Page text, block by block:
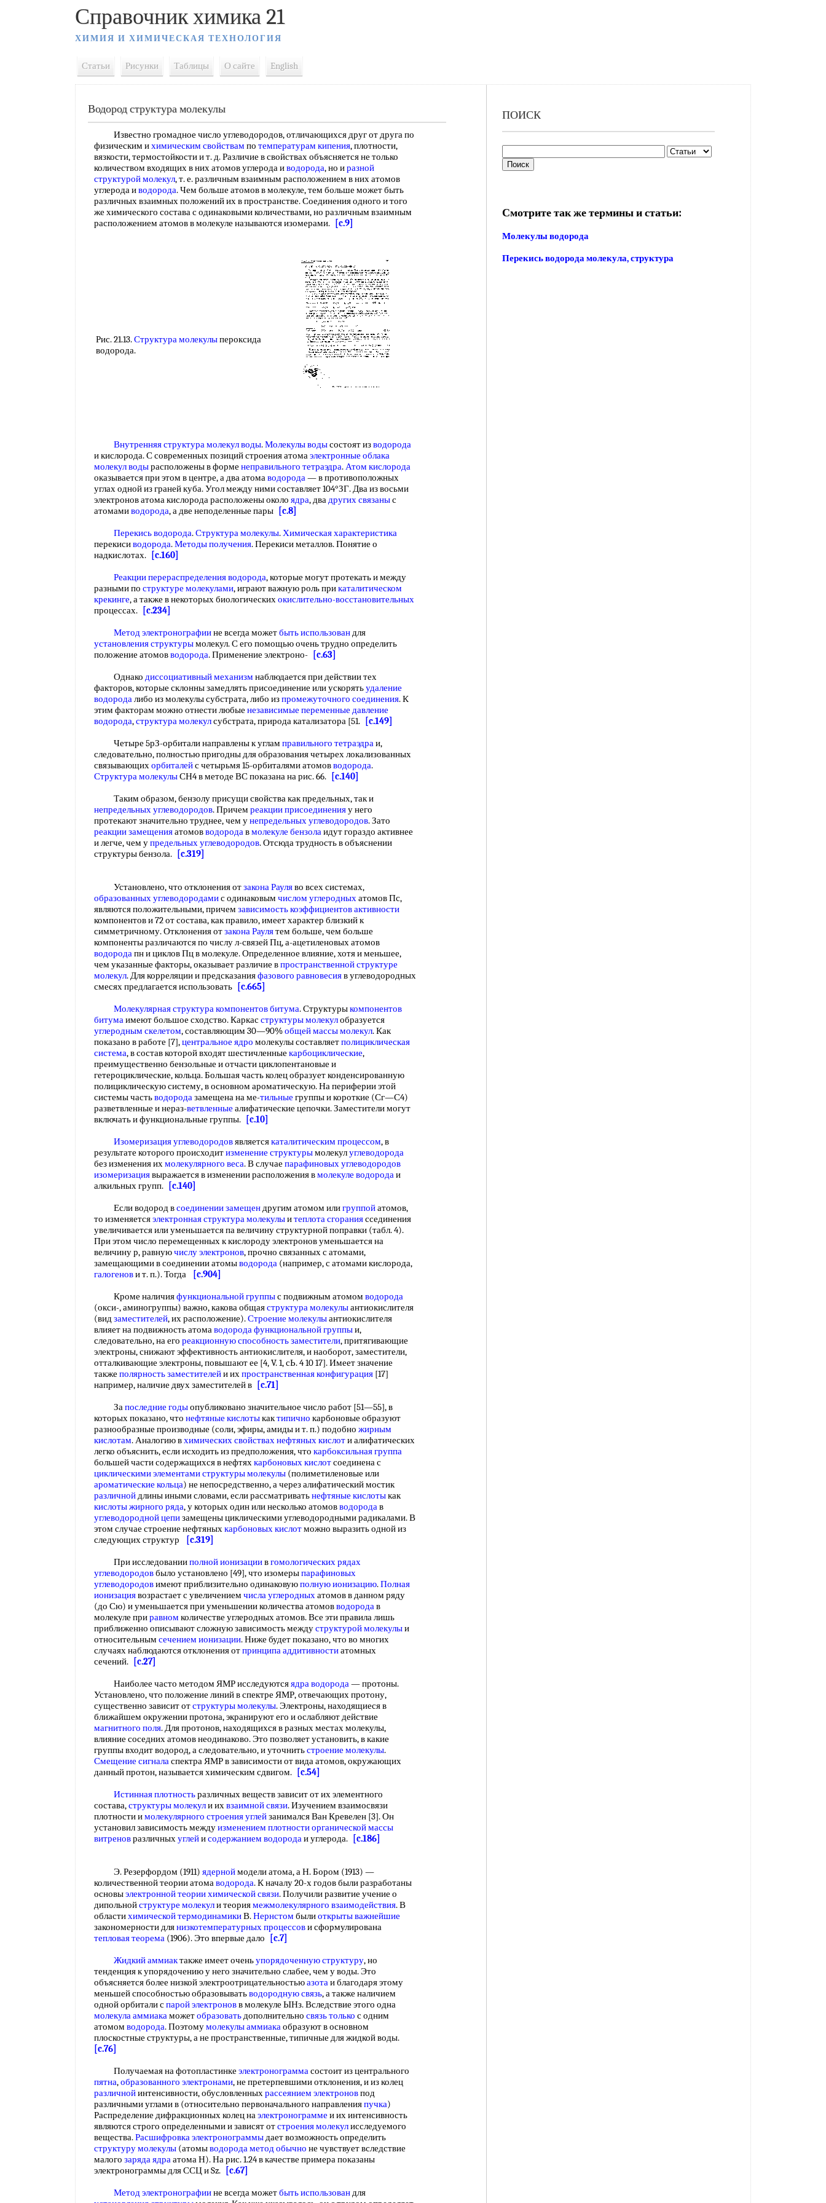
Справочник химика 21
ХИМИЯ И ХИМИЧЕСКАЯ ТЕХНОЛОГИЯ
Статьи Рисунки Таблицы О сайте English
Водород структура молекулы
Известно громадное число углеводородов, отличающихся друг от друга по
физическим ихимическим свойствам по температурам кипения, плотности,
вязкости, термостойкости и т. д. Различие в свойствах объясняется не только
количеством входящих в них атомов углерода иводорода, но иразной
структурой молекул, т. е. различным взаимным расположением в них атомов
углерода иводорода. Чем больше атомов в молекуле, тем больше может быть
различных взаимных положений их в пространстве. Соединения одного и того
же химического состава с одинаковыми количествами, но различным взаимным
расположением атомов в молекуле называются изомерами.
[c.9]
Рис. 21.13.Структура молекулыпероксида
водорода.
Внутренняя структура молекул воды.Молекулы водысостоят изводорода
и кислорода. С современных позиций строения атомаэлектронные облака
молекул водырасположены в форме неправильного тетраэдра.Атом кислорода
оказывается при этом в центре, а два атомаводорода— в противоположных
углах одной из граней куба. Угол между ними составляет 104°ЗГ. Два из восьми
электронов атома кислорода расположены около ядра, двадругих связаныс
атомамиводорода, а две неподеленные пары
[c.8]
Перекись водорода.Структура молекулы.Химическая характеристика
перекисиводорода.Методы получения. Перекиси металлов. Понятие о
надкислотах.
[c.160]
Реакции перераспределения водорода, которые могут протекать и между
разными по структуре молекулами, играют важную роль прикаталитическом
крекинге, а также в некоторых биологическихокислительно-восстановительных
процессах.
[c.234]
Метод электронографиине всегда можетбыть использовандля
установления структурымолекул. С его помощью очень трудно определить
положение атомовводорода. Применение электроно-
[c.63]
Однако диссоциативный механизм наблюдается при действии тех
факторов, которые склонны замедлять присоединение или ускорятьудаление
водородалибо из молекулы субстрата, либо изпромежуточного соединения. К
этим факторам можно отнести любые независимые переменные давление
водорода,структура молекулсубстрата, природа катализатора [51.
[c.149]
Четыре 5рЗ-орбитали направлены к углам правильного тетраэдраи,
следовательно, полностью пригодны для образования четырех локализованных
связывающихорбиталейс четырьмя 15-орбиталями атомовводорода.
Структура молекулыСН4 в методе ВС показана на рис. 66.
[c.140]
Таким образом, бензолу присущи свойства как предельных, так и
непредельных углеводородов. Причем реакции присоединенияу него
протекают значительно труднее, чем унепредельных углеводородов. Зато
реакции замещенияатомовводородавмолекуле бензолаидут гораздо активнее
и легче, чем упредельных углеводородов. Отсюда трудность в объяснении
структуры бензола.
[c.319]
Установлено, что отклонения отзакона Рауляво всех системах,
образованных углеводородамис одинаковым числом углеродныхатомов Пс,
являются положительными, причем зависимость коэффициентов активности
компонентов и 72 от состава, как правило, имеет характер близкий к
симметричному. Отклонения отзакона Раулятем больше, чем больше
компоненты различаются по числу л-связей Пц, а-ацетиленовых атомов
водородапн и циклов Пц в молекуле. Определенное влияние, хотя и меньшее,
чем указанные факторы, оказывает различие впространственной структуре
молекул. Для корреляции и предсказанияфазового равновесияв углеводородных
смесях предлагается использовать
[c.665]
Молекулярная структуракомпонентов битума. Структурыкомпонентов
битумаимеют большое сходство. Каркасструктуры молекулобразуется
углеродным скелетом, составляющим 30—90%общеймассы молекул. Как
показано в работе [7],центральное ядро молекулы составляетполициклическая
система, в состав которой входят шестичленные карбоциклические,
преимущественно бензольные и отчасти циклопентановые и
гетероциклические, кольца. Большая часть колец образует конденсированную
полициклическую систему, в основном ароматическую. На периферии этой
системы частьводородазамещена на ме-тильные группы и короткие (Сг—С4)
разветвленные и нераз-ветвленные алифатические цепочки. Заместители могут
включать и функциональные группы.
[c.10]
Изомеризация углеводородовявляетсякаталитическим процессом, в
результате которого происходитизменение структурымолекулуглеводорода
без изменения ихмолекулярного веса. В случае парафиновых углеводородов
изомеризациявыражается в изменении расположения вмолекуле водородаи
алкильных групп.
[c.140]
Если водород всоединении замещендругим атомом илигруппойатомов,
то изменяетсяэлектронная структура молекулыитеплота сгоранияссединения
увеличивается или уменьшается па величину структурной поправки (табл. 4).
При этом число перемещенных к кислороду электронов уменьшается на
величину р, равнуючислу электронов, прочно связанных с атомами,
замещающими в соединении атомыводорода (например, с атомами кислорода,
галогенови т. п.). Тогда
[c.904]
Кроме наличияфункциональной группыс подвижным атомом водорода
(окси-, аминогруппы) важно, какова общаяструктура молекулыантиокислителя
(видзаместителей, их расположение).Строение молекулыантиокислителя
влияет на подвижность атомаводородафункциональной группыи,
следовательно, на его реакционную способность заместители, притягивающие
электроны, снижают эффективность антиокислителя, и наоборот, заместители,
отталкивающие электроны, повышают ее [4, V. 1, сЬ. 4 10 17]. Имеет значение
также полярность заместителейи ихпространственная конфигурация [17]
например, наличие двух заместителей в
[c.71]
Запоследние годыопубликовано значительное число работ [51—55], в
которых показано, что нефтяные кислотыкактипично карбоновые образуют
разнообразные производные (соли, эфиры, амиды и т. п.) подобно жирным
кислотам. Аналогию вхимических свойствахнефтяных кислоти алифатических
легко объяснить, если исходить из предположения, что карбоксильная группа
большей части содержащихся в нефтяхкарбоновых кислотсоединена с
циклическими элементамиструктуры молекулы (полиметиленовые или
ароматические кольца) не непосредственно, а через алифатический мостик
различнойдлины иными словами, если рассматриватьнефтяные кислотыкак
кислоты жирного ряда, у которых один или несколько атомовводородав
углеводородной цепизамещены циклическими углеводородными радикалами. В
этом случае строение нефтяныхкарбоновых кислотможно выразить одной из
следующих структур
[c.319]
При исследованииполной ионизациивгомологических рядах
углеводородовбыло установлено [49], что изомерыпарафиновых
углеводородовимеют приблизительно одинаковуюполную ионизацию.Полная
ионизациявозрастает с увеличением числа углеродныхатомов в данном ряду
(до Сю) и уменьшается при уменьшении количества атомовводородав
молекуле приравном количестве углеродных атомов. Все эти правила лишь
приближенно описывают сложную зависимость междуструктурой молекулыи
относительным сечением ионизации. Ниже будет показано, что во многих
случаях наблюдаются отклонения отпринципа аддитивностиатомных
сечений.
[c.27]
Наиболее часто методом ЯМР исследуютсяядраводорода— протоны.
Установлено, что положение линий в спектре ЯМР, отвечающих протону,
существенно зависит отструктуры молекулы. Электроны, находящиеся в
ближайшем окружении протона, экранируют его и ослабляют действие
магнитного поля. Для протонов, находящихся в разных местах молекулы,
влияние соседних атомов неодинаково. Это позволяет установить, в какие
группы входит водород, а следовательно, и уточнитьстроение молекулы.
Смещение сигналаспектра ЯМР в зависимости от вида атомов, окружающих
данный протон, называется химическим сдвигом.
[c.54]
Истинная плотностьразличных веществ зависит от их элементного
состава,структуры молекули ихвзаимной связи. Изучением взаимосвязи
плотности имолекулярного строенияуглейзанимался Ван Кревелен [3]. Он
установил зависимость междуизменением плотностиорганической массы
витреновразличныхуглейисодержанием водородаи углерода. [c.186]
Э. Резерфордом (1911) ядерноймодели атома, а Н. Бором (1913) —
количественной теории атомаводорода. К началу 20-х годов были разработаны
основыэлектронной теории химической связи. Получили развитие учение о
дипольнойструктуре молекули теориямежмолекулярного взаимодействия. В
областихимической термодинамикиВ.Нернстом былиоткрыты важнейшие
закономерности длянизкотемпературных процессови сформулирована
тепловая теорема (1906). Это впервые дало
[c.7]
Жидкий аммиактакже имеет оченьупорядоченную структуру, но
тенденция к упорядочению у него значительно слабее, чем у воды. Это
объясняется более низкой электроотрицательностьюазотаи благодаря этому
меньшей способностью образовыватьводородную связь, а также наличием
одной орбитали спарой электроновв молекуле ЫНз. Вследствие этого одна
молекула аммиакаможетобразоватьдополнительно связь только с одним
атомом водорода. Поэтомумолекулы аммиакаобразуют в основном
плоскостные структуры, а не пространственные, типичные для жидкой воды.
[c.76]
Получаемая на фотопластинке электронограммасостоит из центрального
пятна,образованного электронами, не претерпевшими отклонения, и из колец
различнойинтенсивности, обусловленныхрассеянием электроновпод
различными углами в (относительно первоначального направленияпучка)
Распределение дифракционных колец наэлектронограмме и их интенсивность
являются строго определенными и зависят отстроения молекулисследуемого
вещества.Расшифровка электронограммыдает возможность определить
структуру молекулы (атомыводородаметод обычно не чувствует вследствие
малого заряда ядраатома Н). На рис. 1.24 в качестве примера показаны
электронограммы для ССЦ и Sz.
[c.67]
Метод электронографиине всегда можетбыть использовандля
ПОИСК
Смотрите так же термины и статьи:
Молекулы водорода
Перекись водорода молекула, структура